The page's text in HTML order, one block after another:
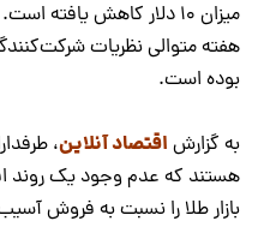
هفته متوالی نظریات
بوده است.
به گزارش اقتصاد آنلاین،
هستند که عدم وجود یک روند